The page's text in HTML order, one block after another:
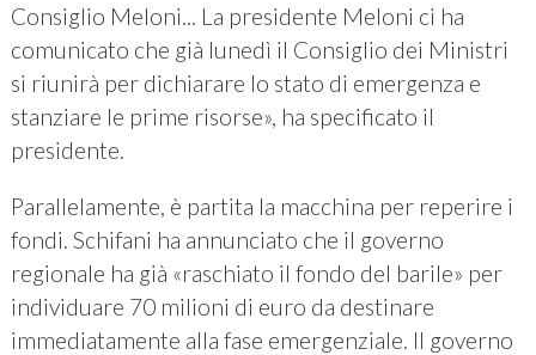
Consiglio Meloni... La presidente Meloni ci ha
comunicato che già lunedì il Consiglio dei Ministri
si riunirà per dichiarare lo stato di emergenza e
stanziare le prime risorse», ha specificato il
presidente.
Parallelamente, è partita la macchina per reperire i
fondi. Schifani ha annunciato che il governo
regionale ha già «raschiato il fondo del barile» per
individuare 70 milioni di euro da destinare
immediatamente alla fase emergenziale. Il governo